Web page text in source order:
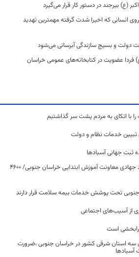
(ع) بیرجند در دستور کار قرار می‌گیرد
انسانی که اخیرا شدت گرفته مهمترین تهدید
فردا عضویت در کتابخانه‌های عمومی خراسان
با اتکای به مردم پشت سر گذاشتیم
خدمات نظام و دولت
ثبت جهانی آسبادها
تقدیر مقام عالی وزارت از عملکرد جهادی معاونت آموزش ابتدایی خراسان جنوبی/ ۴۶۰۰
از آسیب‌های اجتماعی
است
سه استان شرقی کشور در خراسان جنوبی ،ضرورت
آسبادها